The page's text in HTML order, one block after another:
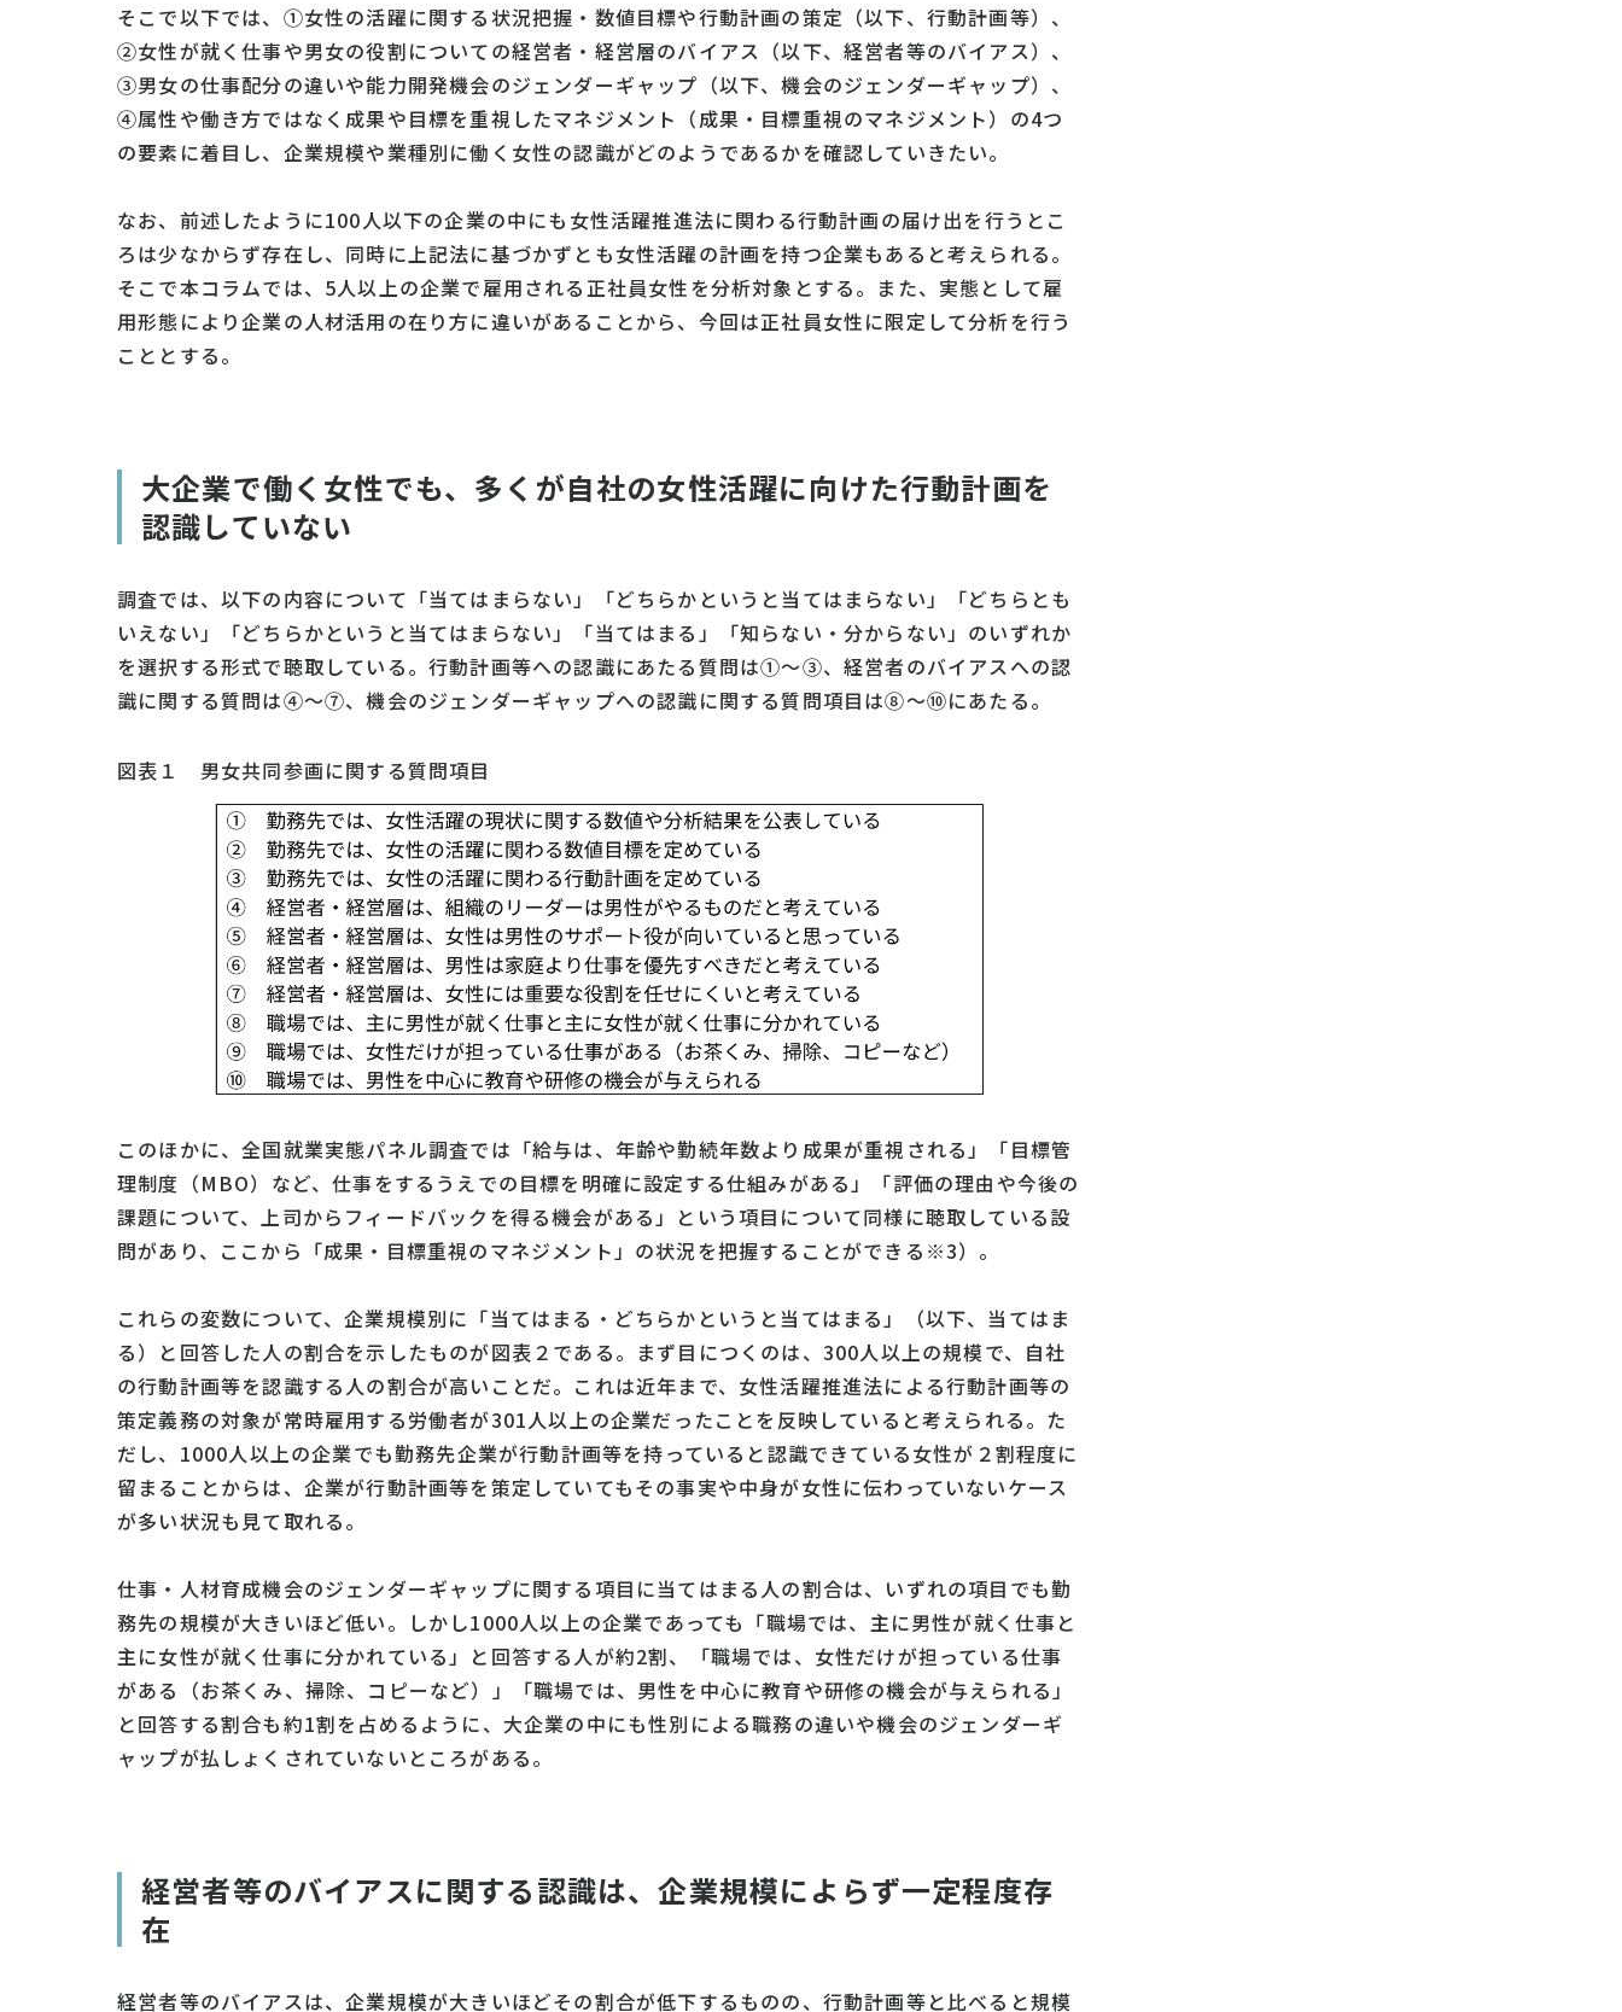
そこで以下では、①女性の活躍に関する状況把握・数値目標や行動計画の策定（以下、行動計画等）、
②女性が就く仕事や男女の役割についての経営者・経営層のバイアス（以下、経営者等のバイアス）、
③男女の仕事配分の違いや能力開発機会のジェンダーギャップ（以下、機会のジェンダーギャップ）、
④属性や働き方ではなく成果や目標を重視したマネジメント（成果・目標重視のマネジメント）の4つ
の要素に着目し、企業規模や業種別に働く女性の認識がどのようであるかを確認していきたい。
なお、前述したように100人以下の企業の中にも女性活躍推進法に関わる行動計画の届け出を行うとこ
ろは少なからず存在し、同時に上記法に基づかずとも女性活躍の計画を持つ企業もあると考えられる。
そこで本コラムでは、5人以上の企業で雇用される正社員女性を分析対象とする。また、実態として雇
用形態により企業の人材活用の在り方に違いがあることから、今回は正社員女性に限定して分析を行う
こととする。
大企業で働く女性でも、多くが自社の女性活躍に向けた行動計画を
認識していない
調査では、以下の内容について「当てはまらない」「どちらかというと当てはまらない」「どちらとも
いえない」「どちらかというと当てはまらない」「当てはまる」「知らない・分からない」のいずれか
を選択する形式で聴取している。行動計画等への認識にあたる質問は①～③、経営者のバイアスへの認
識に関する質問は④～⑦、機会のジェンダーギャップへの認識に関する質問項目は⑧～⑩にあたる。
図表１ 男女共同参画に関する質問項目
このほかに、全国就業実態パネル調査では「給与は、年齢や勤続年数より成果が重視される」「目標管
理制度（MBO）など、仕事をするうえでの目標を明確に設定する仕組みがある」「評価の理由や今後の
課題について、上司からフィードバックを得る機会がある」という項目について同様に聴取している設
問があり、ここから「成果・目標重視のマネジメント」の状況を把握することができる※3）。
これらの変数について、企業規模別に「当てはまる・どちらかというと当てはまる」（以下、当てはま
る）と回答した人の割合を示したものが図表２である。まず目につくのは、300人以上の規模で、自社
の行動計画等を認識する人の割合が高いことだ。これは近年まで、女性活躍推進法による行動計画等の
策定義務の対象が常時雇用する労働者が301人以上の企業だったことを反映していると考えられる。た
だし、1000人以上の企業でも勤務先企業が行動計画等を持っていると認識できている女性が２割程度に
留まることからは、企業が行動計画等を策定していてもその事実や中身が女性に伝わっていないケース
が多い状況も見て取れる。
仕事・人材育成機会のジェンダーギャップに関する項目に当てはまる人の割合は、いずれの項目でも勤
務先の規模が大きいほど低い。しかし1000人以上の企業であっても「職場では、主に男性が就く仕事と
主に女性が就く仕事に分かれている」と回答する人が約2割、「職場では、女性だけが担っている仕事
がある（お茶くみ、掃除、コピーなど）」「職場では、男性を中心に教育や研修の機会が与えられる」
と回答する割合も約1割を占めるように、大企業の中にも性別による職務の違いや機会のジェンダーギ
ャップが払しょくされていないところがある。
経営者等のバイアスに関する認識は、企業規模によらず一定程度存
在
経営者等のバイアスは、企業規模が大きいほどその割合が低下するものの、行動計画等と比べると規模